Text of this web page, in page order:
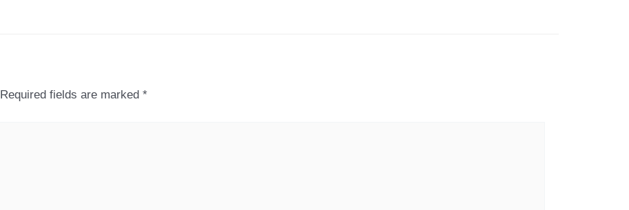
Required fields are marked *